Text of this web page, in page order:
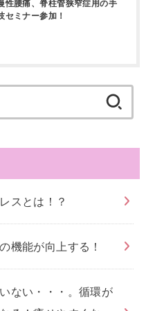
性腰痛、脊柱管狭窄症用の手
セミナー参加！
スとは！？
機能が向上する！
ない・・・。循環が